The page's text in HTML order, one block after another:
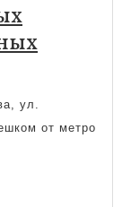
ул.
от метро